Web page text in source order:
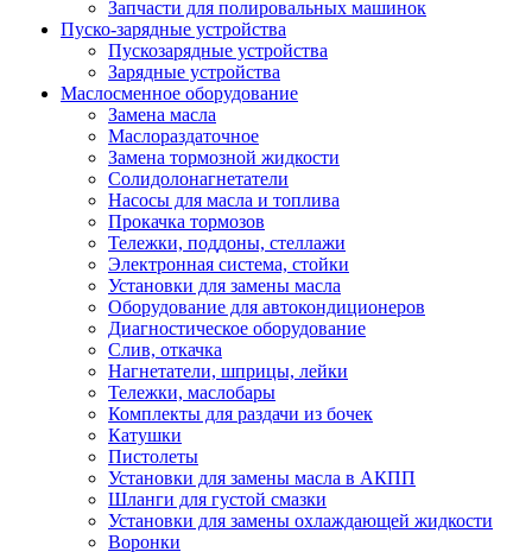
Запчасти для полировальных машинок
Пуско-зарядные устройства
Пускозарядные устройства
Зарядные устройства
Маслосменное оборудование
Замена масла
Маслораздаточное
Замена тормозной жидкости
Солидолонагнетатели
Насосы для масла и топлива
Прокачка тормозов
Тележки, поддоны, стеллажи
Электронная система, стойки
Установки для замены масла
Оборудование для автокондиционеров
Диагностическое оборудование
Слив, откачка
Нагнетатели, шприцы, лейки
Тележки, маслобары
Комплекты для раздачи из бочек
Катушки
Пистолеты
Установки для замены масла в АКПП
Шланги для густой смазки
Установки для замены охлаждающей жидкости
Воронки